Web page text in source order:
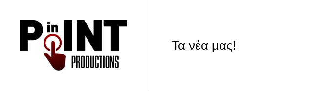
Τα νέα μας!